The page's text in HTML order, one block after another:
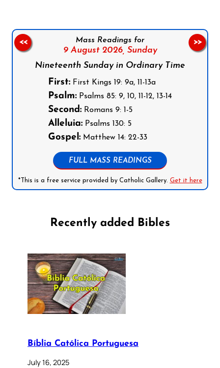
Mass Readings for
9 August 2026, Sunday
Nineteenth Sunday in Ordinary Time
First: First Kings 19: 9a, 11-13a
Psalm: Psalms 85: 9, 10, 11-12, 13-14
Second: Romans 9: 1-5
Alleluia: Psalms 130: 5
Gospel: Matthew 14: 22-33
FULL MASS READINGS
*This is a free service provided by Catholic Gallery. Get it here
<< >>
Recently added Bibles
Bíblia Católica Portuguesa
July 16, 2025